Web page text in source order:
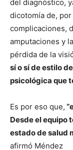
del diagnóstico,
dicotomía de,
complicaciones,
amputaciones y
pérdida de la
sí o sí de estilo
psicológica que
Es por eso que,
Desde el equipo
estado de salud
afirmó Méndez